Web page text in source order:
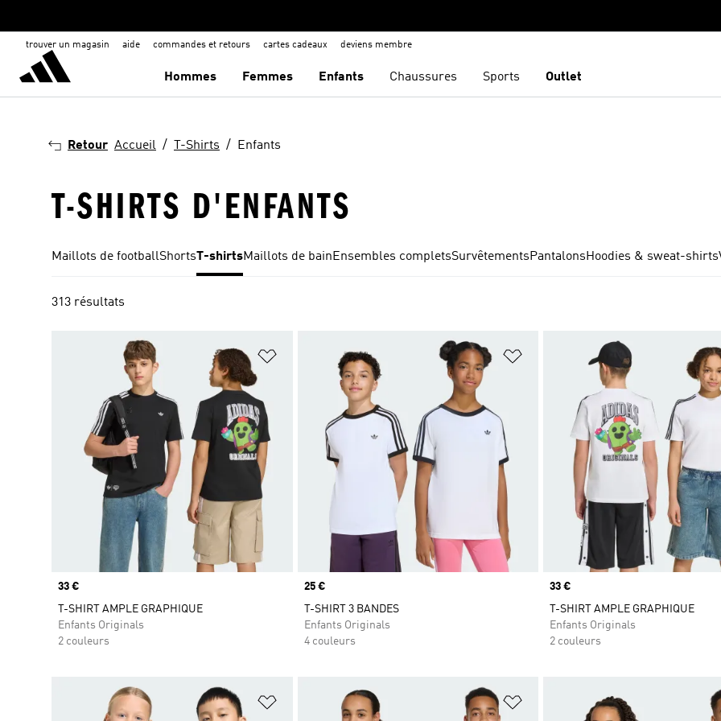
trouver un magasin aide commandes et retours cartes cadeaux deviens membre
Hommes Femmes Enfants Chaussures Sports Outlet
Retour Accueil T-Shirts Enfants
T-SHIRTS D'ENFANTS
Maillots de footballShortsT-shirtsMaillots de bainEnsembles completsSurvêtementsPantalonsHoodies & sweat-shirts
313 résultats
Ajouter à la Liste de produits favoris
Prix
33 €
T-SHIRT AMPLE GRAPHIQUE
Enfants Originals
2 couleurs
Ajouter à la Liste de produits
Prix
25 €
T-SHIRT 3 BANDES
Enfants Originals
4 couleurs
Prix
33 €
T-SHIRT AMPLE GRAPHIQUE
Enfants Originals
2 couleurs
Ajouter à la Liste de produits favoris Ajouter à la Liste de produits